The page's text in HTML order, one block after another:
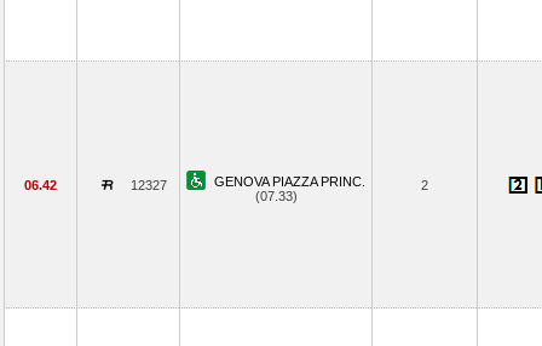
06.42 12327
GENOVA PIAZZA PRINC.
(07.33)
2